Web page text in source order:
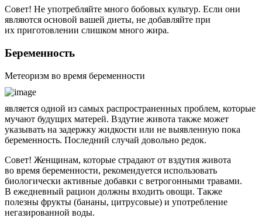
Совет! Не употребляйте много бобовых культур. Если они
являются основой вашей диеты, не добавляйте при
их приготовлении слишком много жира.
Беременность
Метеоризм во время беременности
является одной из самых распространенных проблем, которые
мучают будущих матерей. Вздутие живота также может
указывать на задержку жидкости или не выявленную пока
беременность. Последний случай довольно редок.
Совет! Женщинам, которые страдают от вздутия живота
во время беременности, рекомендуется использовать
биологически активные добавки с ветрогонными травами.
В ежедневный рацион должны входить овощи. Также
полезны фрукты (бананы, цитрусовые) и употребление
негазированной воды.